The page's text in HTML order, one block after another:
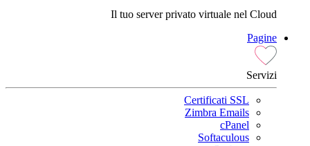
Il tuo server privato virtuale nel Cloud
Pagine
Servizi
Certificati SSL
Zimbra Emails
cPanel
Softaculous